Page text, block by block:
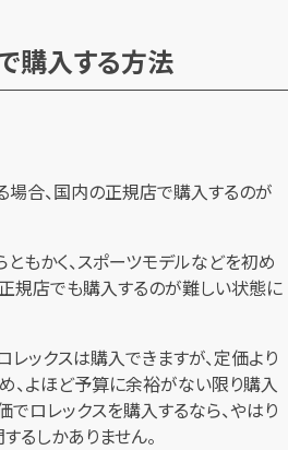
購入する方法
場合、国内の正規店で購入するのが
もかく、スポーツモデルなどを初め
規店でも購入するのが難しい状態に
ックスは購入できますが、定価より
、よほど予算に余裕がない限り購入
でロレックスを購入するなら、やはり
るしかありません。